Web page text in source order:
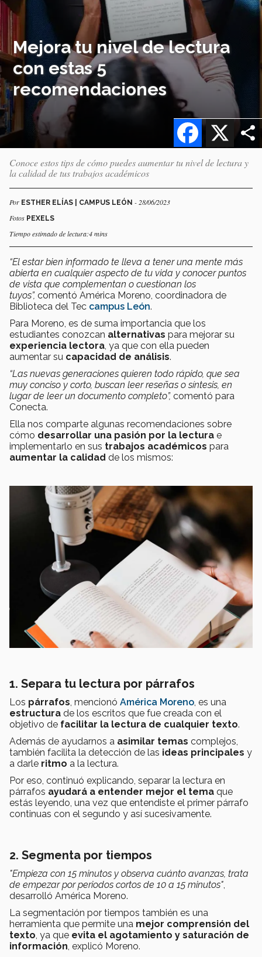
Mejora tu nivel de lectura
con estas 5
recomendaciones
X
Facebook
Conoce estos tips de cómo puedes aumentar tu nivel de lectura y
la calidad de tus trabajos académicos
Por ESTHER ELÍAS | CAMPUS LEÓN - 28/06/2023
Fotos PEXELS
Tiempo estimado de lectura:4 mins
“El estar bien informado te lleva a tener una mente más
abierta en cualquier aspecto de tu vida y conocer puntos
de vista que complementan o cuestionan los
tuyos”, comentó América Moreno, coordinadora de
Biblioteca del Tec campus León.
Para Moreno, es de suma importancia que los
estudiantes conozcan alternativas para mejorar su
experiencia lectora , ya que con ella pueden
aumentar su capacidad de análisis.
“Las nuevas generaciones quieren todo rápido, que sea
muy conciso y corto, buscan leer reseñas o síntesis, en
lugar de leer un documento completo”, comentó para
Conecta.
Ella nos comparte algunas recomendaciones sobre
cómo desarrollar una pasión por la lectura e
implementarlo en sus trabajos académicos para
aumentar la calidad de los mismos:
1. Separa tu lectura por párrafos
Los párrafos, mencionó América Moreno, es una
estructura de los escritos que fue creada con el
objetivo de facilitar la lectura de cualquier texto.
Además de ayudarnos a asimilar temas complejos,
también facilita la detección de las ideas principales y
a darle ritmo a la lectura.
Por eso, continuó explicando, separar la lectura en
párrafos ayudará a entender mejor el tema que
estás leyendo, una vez que entendiste el primer párrafo
continuas con el segundo y así sucesivamente.
2. Segmenta por tiempos
"Empieza con 15 minutos y observa cuánto avanzas, trata
de empezar por periodos cortos de 10 a 15 minutos",
desarrolló América Moreno.
La segmentación por tiempos también es una
herramienta que permite una mejor comprensión del
texto, ya que evita el agotamiento y saturación de
información, explicó Moreno.